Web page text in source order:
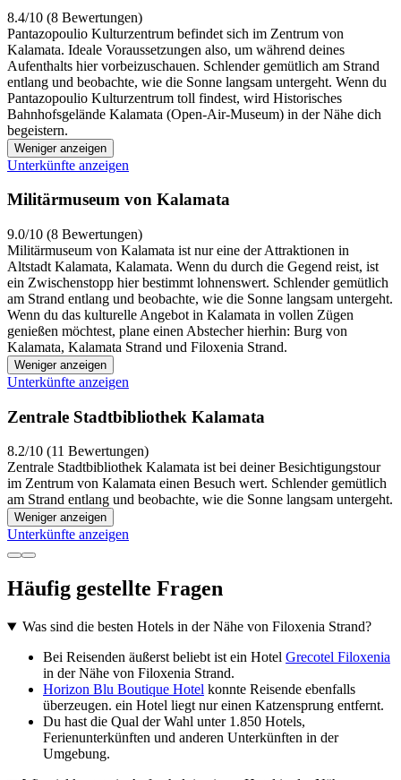
8.4/10 (8 Bewertungen)
Pantazopoulio Kulturzentrum befindet sich im Zentrum von
Kalamata. Ideale Voraussetzungen also, um während deines
Aufenthalts hier vorbeizuschauen. Schlender gemütlich am Strand
entlang und beobachte, wie die Sonne langsam untergeht. Wenn du
Pantazopoulio Kulturzentrum toll findest, wird Historisches
Bahnhofsgelände Kalamata (Open-Air-Museum) in der Nähe dich
begeistern.
Weniger anzeigen
Unterkünfte anzeigen
Militärmuseum von Kalamata
9.0/10 (8 Bewertungen)
Militärmuseum von Kalamata ist nur eine der Attraktionen in
Altstadt Kalamata, Kalamata. Wenn du durch die Gegend reist, ist
ein Zwischenstopp hier bestimmt lohnenswert. Schlender gemütlich
am Strand entlang und beobachte, wie die Sonne langsam untergeht.
Wenn du das kulturelle Angebot in Kalamata in vollen Zügen
genießen möchtest, plane einen Abstecher hierhin: Burg von
Kalamata, Kalamata Strand und Filoxenia Strand.
Weniger anzeigen
Unterkünfte anzeigen
Zentrale Stadtbibliothek Kalamata
8.2/10 (11 Bewertungen)
Zentrale Stadtbibliothek Kalamata ist bei deiner Besichtigungstour
im Zentrum von Kalamata einen Besuch wert. Schlender gemütlich
am Strand entlang und beobachte, wie die Sonne langsam untergeht.
Weniger anzeigen
Unterkünfte anzeigen
Häufig gestellte Fragen
Was sind die besten Hotels in der Nähe von Filoxenia Strand?
Bei Reisenden äußerst beliebt ist ein Hotel Grecotel Filoxenia
in der Nähe von Filoxenia Strand.
Horizon Blu Boutique Hotel konnte Reisende ebenfalls
überzeugen. ein Hotel liegt nur einen Katzensprung entfernt.
Du hast die Qual der Wahl unter 1.850 Hotels,
Ferienunterkünften und anderen Unterkünften in der
Umgebung.